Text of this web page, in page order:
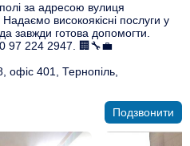
за адресою вулиця
високоякісні послуги у
завжди готова допомогти.
97 224 2947. 🏢🔧💼
офіс 401, Тернопіль,
Подзвонити